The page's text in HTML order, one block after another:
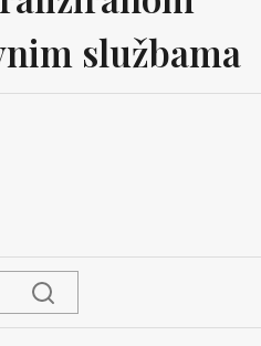
službama